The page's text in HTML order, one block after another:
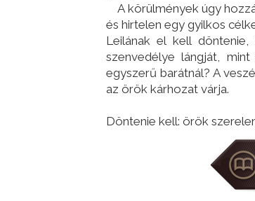
A körülmények úgy
és hirtelen egy gyilkos
Leilának el kell
szenvedélye lángját,
egyszerű barátnál? A
az örök kárhozat várja.
Döntenie kell: örök